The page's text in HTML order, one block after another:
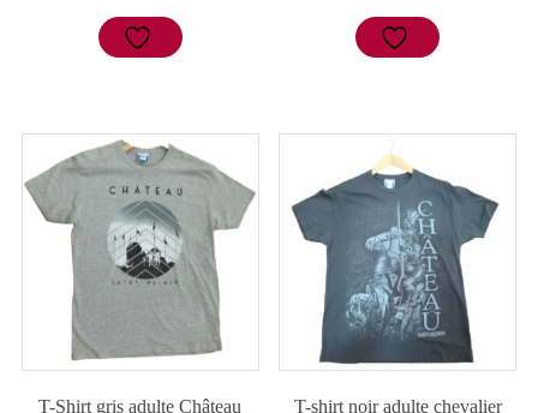
T-Shirt gris adulte Château
T-shirt noir adulte chevalier